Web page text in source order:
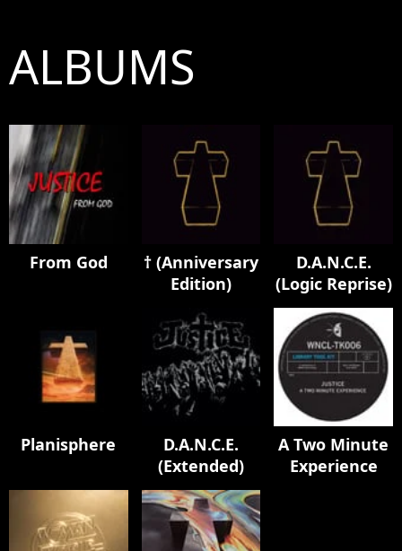
ALBUMS
From God
† (Anniversary
Edition)
D.A.N.C.E.
(Logic Reprise)
Planisphere
D.A.N.C.E.
(Extended)
A Two Minute
Experience